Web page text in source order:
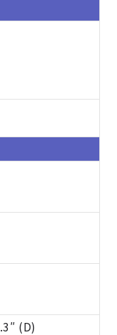
(D)